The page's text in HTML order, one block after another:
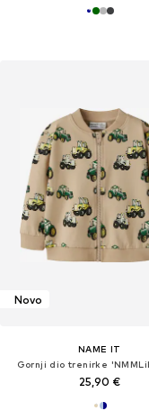
Novo
NAME IT
Gornji dio trenirke
25,90 €